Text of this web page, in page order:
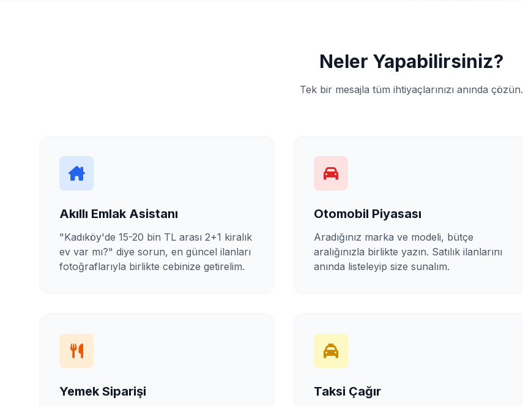
Neler Yapabilirsiniz?
Tek bir mesajla tüm ihtiyaçlarınızı anında çözün.
Akıllı Emlak Asistanı
"Kadıköy'de 15-20 bin TL arası 2+1 kiralık
ev var mı?" diye sorun, en güncel ilanları
fotoğraflarıyla birlikte cebinize getirelim.
Otomobil Piyasası
Aradığınız marka ve modeli, bütçe
aralığınızla birlikte yazın. Satılık ilanlarını
anında listeleyip size sunalım.
Yemek Siparişi Taksi Çağır